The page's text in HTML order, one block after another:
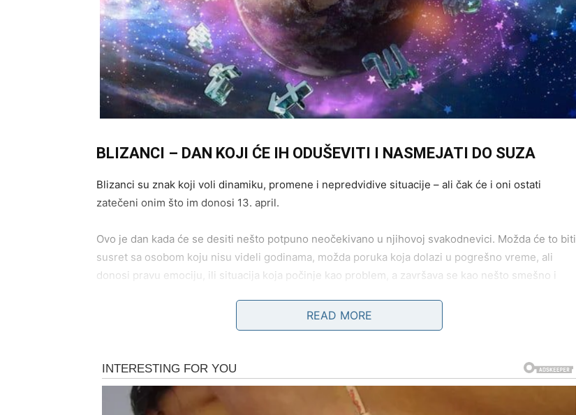
BLIZANCI – DAN KOJI ĆE IH ODUŠEVITI I NASMEJATI DO SUZA
Blizanci su znak koji voli dinamiku, promene i nepredvidive situacije – ali čak će i oni ostati
zatečeni onim što im donosi 13. april.
Ovo je dan kada će se desiti nešto potpuno neočekivano u njihovoj svakodnevici. Možda će to biti
susret sa osobom koju nisu videli godinama, možda poruka koja dolazi u pogrešno vreme, ali
donosi pravu emociju, ili situacija koja počinje kao problem, a završava se kao nešto smešno i
Najzanimljivije je to što će Blizanci u jednom trenutku pomisliti da se sve raspada – ali će se već u
U ljubavi, moguće su situacije koje deluju zbunjujuće – neko može reći nešto potpuno
neočekivano, ili se ponašati na način koji Blizance ostavlja bez reči. Ipak, iza svega toga krije se
READ MORE